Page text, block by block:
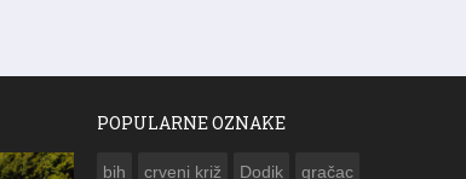
POPULARNE OZNAKE
bih crveni križ Dodik gračac